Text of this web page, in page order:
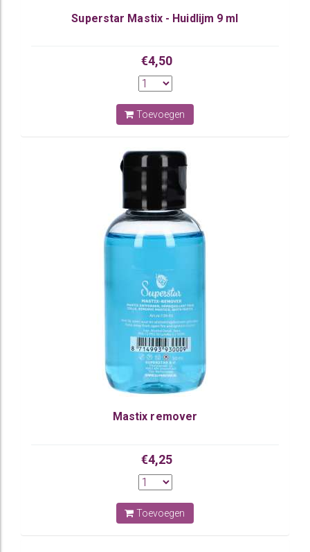
Superstar Mastix - Huidlijm 9 ml
€4,50
Toevoegen
Mastix remover
€4,25
Toevoegen